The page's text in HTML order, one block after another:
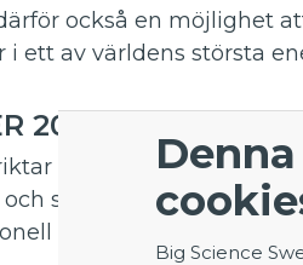
Big Science
också en möjlighet
i ett av världens största
2026
sig till studenter
som har goda
miljö.